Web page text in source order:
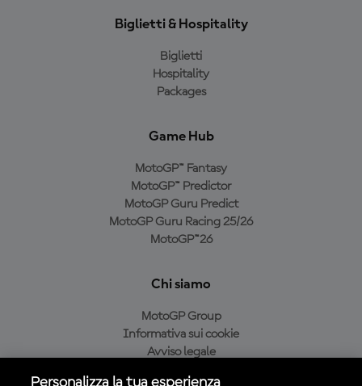
Biglietti & Hospitality
Biglietti
Hospitality
Packages
Game Hub
MotoGP™ Fantasy
MotoGP™ Predictor
MotoGP Guru Predict
MotoGP Guru Racing 25/26
MotoGP™26
Chi siamo
MotoGP Group
Informativa sui cookie
Avviso legale